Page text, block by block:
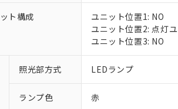
ト構成
ユニット位置1: NO
ユニット位置2: 点灯
ユニット位置3: NO
照光部方式 LEDランプ
ランプ色 赤
ご利用条件
以下の条件をお読
対応予定：EU
対応予定なし：
調査・確認中：
非該当品：ライセ
仕入先様の事情に
があります。
※1 中国